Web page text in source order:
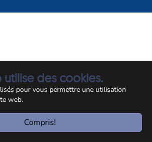
des cookies.
pour vous permettre une utilisation
web.
Compris!